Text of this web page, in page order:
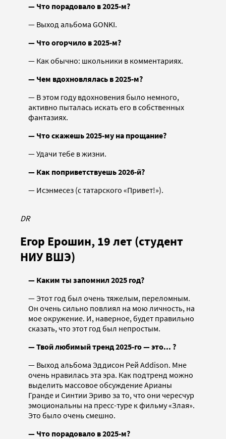
— Что порадовало в 2025-м?
— Выход альбома GONKI.
— Что огорчило в 2025-м?
— Как обычно: школьники в комментариях.
— Чем вдохновлялась в 2025-м?
— В этом году вдохновения было немного,
активно пыталась искать его в собственных
фантазиях.
— Что скажешь 2025-му на прощание?
— Удачи тебе в жизни.
— Как поприветствуешь 2026-й?
— Исэнмесез (с татарского «Привет!»).
DR
Егор Ерошин, 19 лет (студент
НИУ ВШЭ)
— Каким ты запомнил 2025 год?
— Этот год был очень тяжелым, переломным.
Он очень сильно повлиял на мою личность, на
мое окружение. И, наверное, будет правильно
сказать, что этот год был непростым.
— Твой любимый тренд 2025-го — это... ?
— Выход альбома Эддисон Рей Addison. Мне
очень нравилась эта эра. Как подтренд можно
выделить массовое обсуждение Арианы
Гранде и Синтии Эриво за то, что они чересчур
эмоциональны на пресс-туре к фильму «Злая».
Это было очень смешно.
— Что порадовало в 2025-м?